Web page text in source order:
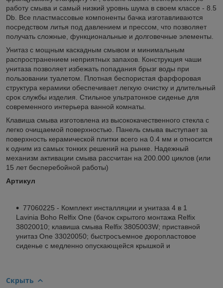
работу смыва и самый низкий уровнь шума в своем классе - 8.5
Db. Все пластмассовые компоненты бачка изготавливаются
посредством литья под давлением и прессом, что позволяет
получать сложные, функциональные и долговечные элементы.
Унитаз с мощным каскадным смывом и минимальным
распространением неприятных запахов. Конструкция чаши
унитаза позволяет избежать попадания брызг воды при
пользовании туалетом. Плотная беспористая фарфоровая
структура керамики обеспечивает легкую очистку и длительный
срок службы изделия. Стильное ультратонкое сиденье для
современного интерьера ванной комнаты.
Клавиша смыва изготовлена из высококачественного стекла с
легко очищаемой поверхностью. Панель смыва выступает за
поверхность керамической плитки всего на 0.4 мм и относится
к одним из самых тонких решений на рынке. Надежный
механизм активации смыва рассчитан на 200.000 циклов (или
15 лет бесперебойной работы)
Артикул
77060225 - Комплект инсталляции и унитаза 4 в 1
Lavinia Boho Relfix One (бачок скрытого монтажа Relfix
38020010; клавиша смыва Relfix 3805003W; приставной
унитаз One 33020050; быстросъемное дюропластовое
сиденье с медленно опускающейся крышкой и
Скрыть